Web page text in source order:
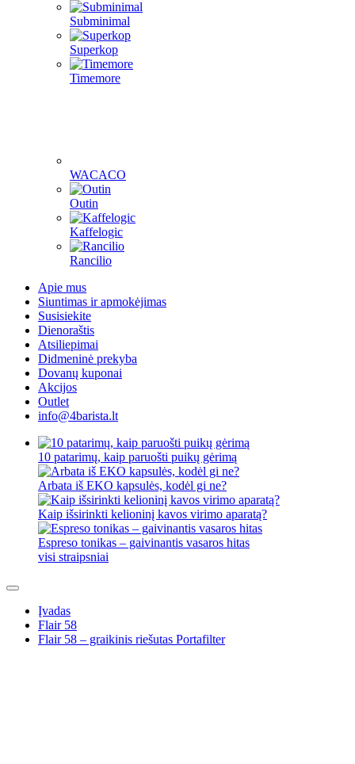
Subminimal
Superkop
Timemore
WACACO
Outin
Kaffelogic
Rancilio
Apie mus
Siuntimas ir apmokėjimas
Susisiekite
Dienoraštis
Atsiliepimai
Didmeninė prekyba
Dovanų kuponai
Akcijos
Outlet
info@4barista.lt
10 patarimų, kaip paruošti puikų gėrimą
Arbata iš EKO kapsulės, kodėl gi ne?
Kaip išsirinkti kelioninį kavos virimo aparatą?
Espreso tonikas – gaivinantis vasaros hitas
visi straipsniai
Įvadas
Flair 58
Flair 58 – graikinis riešutas Portafilter